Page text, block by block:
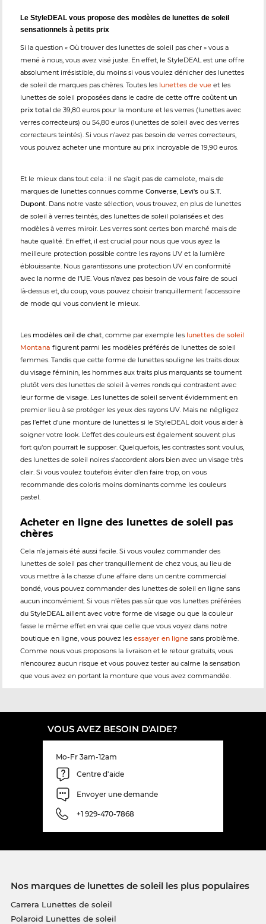
Le StyleDEAL vous propose des modèles de lunettes de soleil
sensationnels à petits prix
Si la question « Où trouver des lunettes de soleil pas cher » vous a
mené à nous, vous avez visé juste. En effet, le StyleDEAL est une offre
absolument irrésistible, du moins si vous voulez dénicher des lunettes
de soleil de marques pas chères. Toutes les lunettes de vue et les
lunettes de soleil proposées dans le cadre de cette offre coûtent un
prix total de 39,80 euros pour la monture et les verres (lunettes avec
verres correcteurs) ou 54,80 euros (lunettes de soleil avec des verres
correcteurs teintés). Si vous n’avez pas besoin de verres correcteurs,
vous pouvez acheter une monture au prix incroyable de 19,90 euros.
Et le mieux dans tout cela : il ne s’agit pas de camelote, mais de
marques de lunettes connues comme Converse Levi's ou S.T.
Dupont . Dans notre vaste sélection, vous trouvez, en plus de lunettes
de soleil à verres teintés, des lunettes de soleil polarisées et des
modèles à verres miroir. Les verres sont certes bon marché mais de
haute qualité. En effet, il est crucial pour nous que vous ayez la
meilleure protection possible contre les rayons UV et la lumière
éblouissante. Nous garantissons une protection UV en conformité
avec la norme de l’UE. Vous n’avez pas besoin de vous faire de souci
là-dessus et, du coup, vous pouvez choisir tranquillement l’accessoire
de mode qui vous convient le mieux.
Les modèles œil de chat , comme par exemple les lunettes de soleil
Montana figurent parmi les modèles préférés de lunettes de soleil
femmes. Tandis que cette forme de lunettes souligne les traits doux
du visage féminin, les hommes aux traits plus marquants se tournent
plutôt vers des lunettes de soleil à verres ronds qui contrastent avec
leur forme de visage. Les lunettes de soleil servent évidemment en
premier lieu à se protéger les yeux des rayons UV. Mais ne négligez
pas l’effet d’une monture de lunettes si le StyleDEAL doit vous aider à
soigner votre look. L’effet des couleurs est également souvent plus
fort qu’on pourrait le supposer. Quelquefois, les contrastes sont voulus,
des lunettes de soleil noires s’accordent alors bien avec un visage très
clair. Si vous voulez toutefois éviter d’en faire trop, on vous
recommande des coloris moins dominants comme les couleurs
pastel.
Acheter en ligne des lunettes de soleil pas
chères
Cela n’a jamais été aussi facile. Si vous voulez commander des
lunettes de soleil pas cher tranquillement de chez vous, au lieu de
vous mettre à la chasse d’une affaire dans un centre commercial
bondé, vous pouvez commander des lunettes de soleil en ligne sans
aucun inconvénient. Si vous n’êtes pas sûr que vos lunettes préférées
du StyleDEAL aillent avec votre forme de visage ou que la couleur
fasse le même effet en vrai que celle que vous voyez dans notre
boutique en ligne, vous pouvez les essayer en ligne sans problème.
Comme nous vous proposons la livraison et le retour gratuits, vous
n’encourez aucun risque et vous pouvez tester au calme la sensation
que vous avez en portant la monture que vous avez commandée.
VOUS AVEZ BESOIN D'AIDE?
Mo-Fr 3am-12am
Centre d'aide
Envoyer une demande
+1 929-470-7868
Nos marques de lunettes de soleil les plus populaires
Carrera Lunettes de soleil
Polaroid Lunettes de soleil